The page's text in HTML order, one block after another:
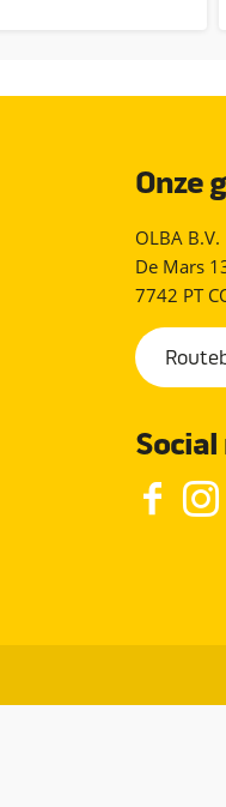
Onze
OLBA B.V.
De Mars
7742 PT